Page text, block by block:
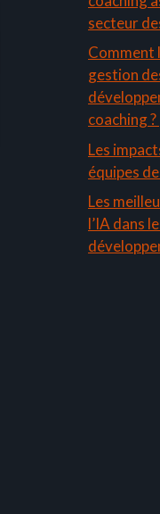
secteur
Comment
gestion
coaching ?
Les
équipes
Les
l’IA dans